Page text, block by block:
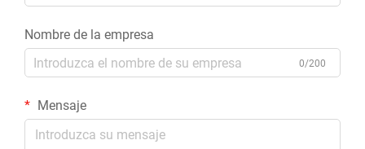
Nombre de la empresa
0/200
Mensaje